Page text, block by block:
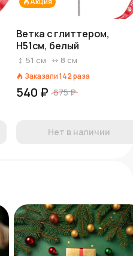
Ветка с глиттером,
H51см, белый
51 см 8 см
Заказали142раза
540 ₽ 675 ₽
Нет в наличии